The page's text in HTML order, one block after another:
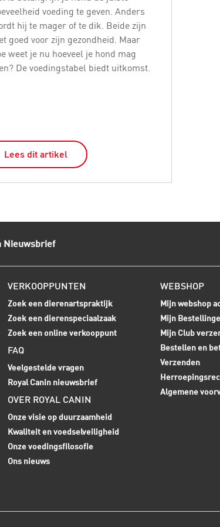
voeding te geven. Anders
hij te mager of te dik. Beide zijn
goed voor zijn gezondheid. Maar
weet je nu hoeveel je hond mag
De voedingstabel biedt uitkomst.
Lees dit artikel
Nieuwsbrief
VERKOOPPUNTEN
Zoek een dierenartspraktijk
Zoek een dierenspeciaalzaak
Zoek een online verkooppunt
FAQ
Veelgestelde vragen
Royal Canin nieuwsbrief
OVER ROYAL CANIN
Onze visie op duurzaamheid
Kwaliteit en voedselveiligheid
Onze voedingsfilosofie
Ons nieuws
WEBSHOP
Mijn webshop
Mijn
Mijn Club
Bestellen en
Verzenden
Algemene